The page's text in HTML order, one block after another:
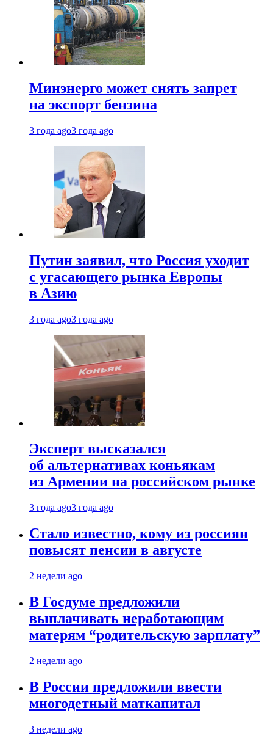
Минэнерго может снять запрет
на экспорт бензина
3 года ago3 года ago
Путин заявил, что Россия уходит
с угасающего рынка Европы
в Азию
3 года ago3 года ago
Эксперт высказался
об альтернативах коньякам
из Армении на российском рынке
3 года ago3 года ago
Стало известно, кому из россиян
повысят пенсии в августе
2 недели ago
В Госдуме предложили
выплачивать неработающим
матерям “родительскую зарплату”
2 недели ago
В России предложили ввести
многодетный маткапитал
3 недели ago